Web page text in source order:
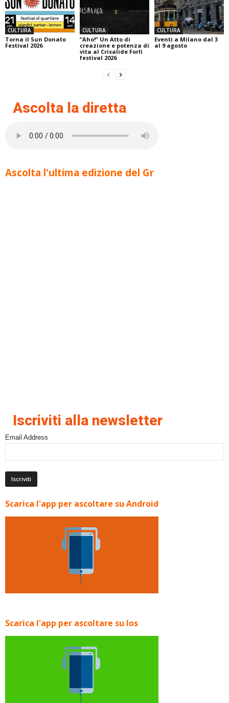
CULTURA
Torna il Sun Donato
Festival 2026
CULTURA
“Aho!” Un Atto di
creazione e potenza di
vita al Crisalide Forlì
festival 2026
CULTURA
Eventi a Milano dal 3
al 9 agosto
Ascolta la diretta
Ascolta l'ultima edizione del Gr
Iscriviti alla newsletter
Email Address
Scarica l'app per ascoltare su Android
Scarica l'app per ascoltare su Ios